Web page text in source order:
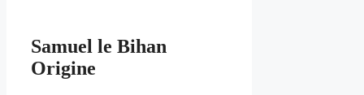
Samuel le Bihan
Origine